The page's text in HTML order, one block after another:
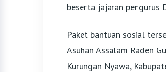
beserta jajaran pengurus
Paket bantuan sosial
Asuhan Assalam Raden
Kurungan Nyawa,